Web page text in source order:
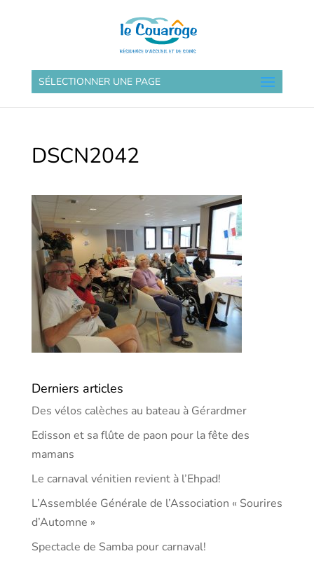
SÉLECTIONNER UNE PAGE
DSCN2042
Derniers articles
Des vélos calèches au bateau à Gérardmer
Edisson et sa flûte de paon pour la fête des
mamans
Le carnaval vénitien revient à l’Ehpad!
L’Assemblée Générale de l’Association « Sourires
d’Automne »
Spectacle de Samba pour carnaval!